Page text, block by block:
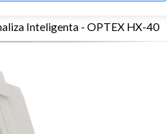
Inteligenta - OPTEX HX-40